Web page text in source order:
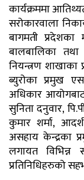
कार्यक्रममा
सरोकारवाला
बागमती प्रदेशका
बालबालिका
नियन्त्रण
ब्युरोका प्रमुख
अधिकार
सुनिता दनुवार,
कुमार शर्मा,
असहाय केन्द्रका
लगायत विभिन्न
प्रतिनिधिहरुको